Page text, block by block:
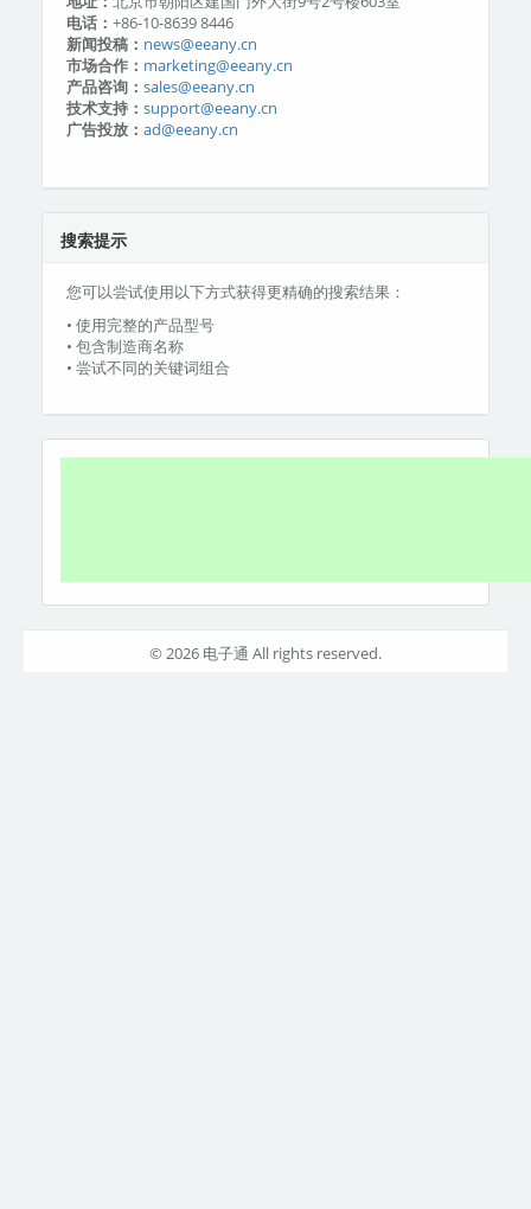
电话： +86-10-8639 8446
新闻投稿： news@eeany.cn
市场合作： marketing@eeany.cn
产品咨询： sales@eeany.cn
技术支持： support@eeany.cn
广告投放： ad@eeany.cn
搜索提示
您可以尝试使用以下方式获得更精确的搜索结果：
• 使用完整的产品型号
• 包含制造商名称
• 尝试不同的关键词组合
© 2026 电子通 All rights reserved.